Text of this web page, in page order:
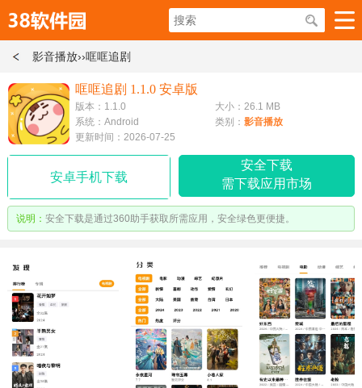
影音播放››哐哐追剧
哐哐追剧 1.1.0 安卓版
版本：1.1.0
大小：26.1 MB
系统：Android
类别： 影音播放
更新时间：2026-07-25
安卓手机下载
安全下载
需下载应用市场
说明： 安全下载是通过360助手获取所需应用，安全绿色更便捷。